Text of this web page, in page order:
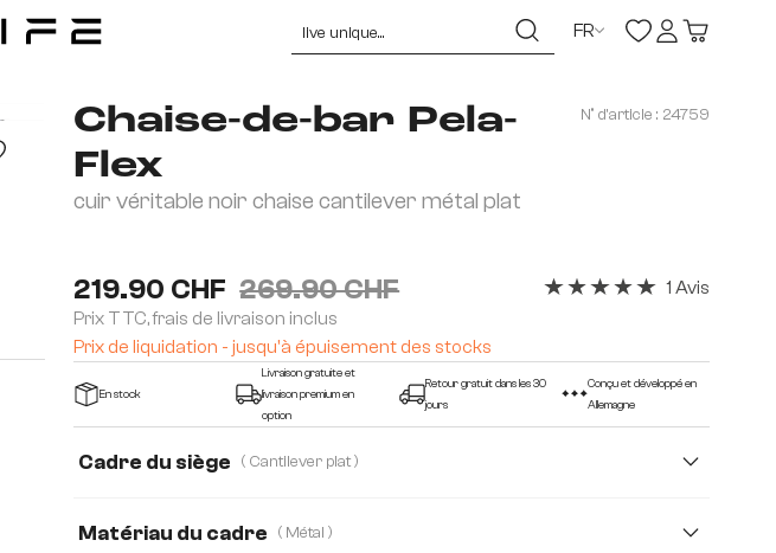
FR
Chaise-de-bar Pela-
Flex
cuir véritable noir chaise cantilever métal plat
N° d'article : 24759
219.90 CHF 269.90 CHF
Prix TTC, frais de livraison inclus
Prix de liquidation - jusqu'à épuisement des stocks
1 Avis
En stock
Livraison gratuite et
livraison premium en
option
Retour gratuit dans les 30
jours
Conçu et développé en
Allemagne
Cadre du siège ( Cantilever plat )
Matériau du cadre ( Métal )